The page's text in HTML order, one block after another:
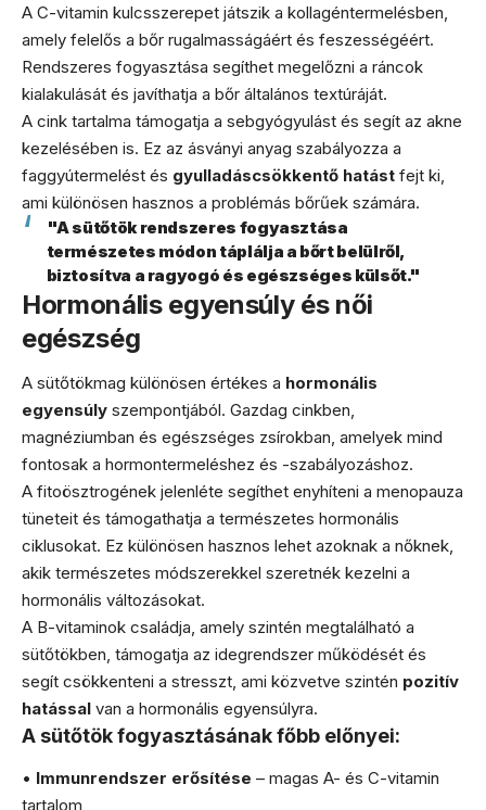
A C-vitamin kulcsszerepet játszik a kollagéntermelésben,
amely felelős a bőr rugalmasságáért és feszességéért.
Rendszeres fogyasztása segíthet megelőzni a ráncok
kialakulását és javíthatja a bőr általános textúráját.
A cink tartalma támogatja a sebgyógyulást és segít az akne
kezelésében is. Ez az ásványi anyag szabályozza a
faggyútermelést és gyulladáscsökkentő hatást fejt ki,
ami különösen hasznos a problémás bőrűek számára.
"A sütőtök rendszeres fogyasztása
természetes módon táplálja a bőrt belülről,
biztosítva a ragyogó és egészséges külsőt."
Hormonális egyensúly és női
egészség
A sütőtökmag különösen értékes a hormonális
egyensúly szempontjából. Gazdag cinkben,
magnéziumban és egészséges zsírokban, amelyek mind
fontosak a hormontermeléshez és -szabályozáshoz.
A fitoösztrogének jelenléte segíthet enyhíteni a menopauza
tüneteit és támogathatja a természetes hormonális
ciklusokat. Ez különösen hasznos lehet azoknak a nőknek,
akik természetes módszerekkel szeretnék kezelni a
hormonális változásokat.
A B-vitaminok családja, amely szintén megtalálható a
sütőtökben, támogatja az idegrendszer működését és
segít csökkenteni a stresszt, ami közvetve szintén pozitív
hatással van a hormonális egyensúlyra.
A sütőtök fogyasztásának főbb előnyei:
• Immunrendszer erősítése – magas A- és C-vitamin
tartalom